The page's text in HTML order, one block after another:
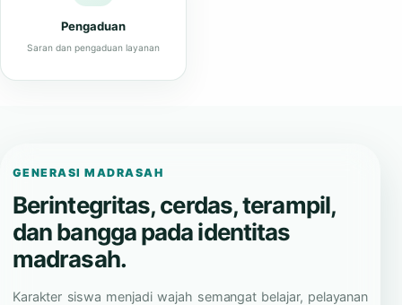
Pengaduan
Saran dan pengaduan layanan
GENERASI MADRASAH
Berintegritas, cerdas, terampil,
dan bangga pada identitas
madrasah.
Karakter siswa menjadi wajah semangat belajar, pelayanan